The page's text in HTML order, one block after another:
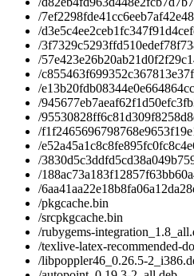
/
/
/
/
/
/
/
/
/
/
/
/
/
/pkgcache.bin
/srcpkgcache.bin
/rubygems-
/texlive-latex-recommended-
/libpoppler46_0.26.5-